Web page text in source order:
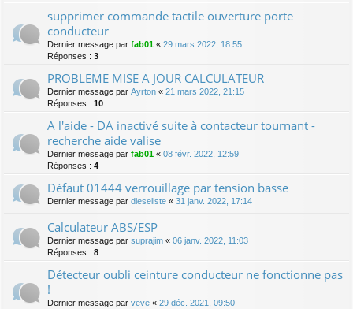
supprimer commande tactile ouverture porte
conducteur
Dernier message par fab01 « 29 mars 2022, 18:55
Réponses : 3
PROBLEME MISE A JOUR CALCULATEUR
Dernier message par Ayrton « 21 mars 2022, 21:15
Réponses : 10
A l'aide - DA inactivé suite à contacteur tournant -
recherche aide valise
Dernier message par fab01 « 08 févr. 2022, 12:59
Réponses : 4
Défaut 01444 verrouillage par tension basse
Dernier message par dieseliste « 31 janv. 2022, 17:14
Calculateur ABS/ESP
Dernier message par suprajim « 06 janv. 2022, 11:03
Réponses : 8
Détecteur oubli ceinture conducteur ne fonctionne pas
!
Dernier message par veve « 29 déc. 2021, 09:50